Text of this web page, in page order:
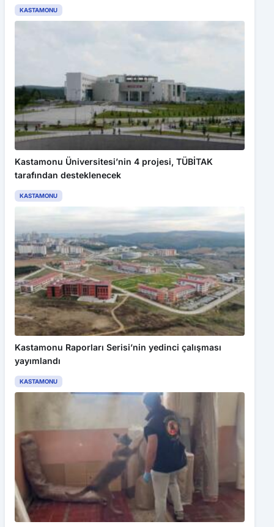
KASTAMONU
Kastamonu Üniversitesi’nin 4 projesi, TÜBİTAK
tarafından desteklenecek
KASTAMONU
Kastamonu Raporları Serisi’nin yedinci çalışması
yayımlandı
KASTAMONU